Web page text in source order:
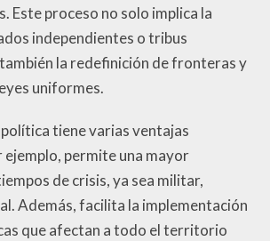
proceso no solo implica la
independientes o tribus
la redefinición de fronteras y
uniformes.
tiene varias ventajas
permite una mayor
de crisis, ya sea militar,
Además, facilita la implementación
que afectan a todo el territorio